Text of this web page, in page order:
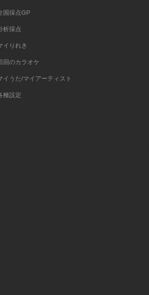
国採点GP
析採点
イりれき
回のカラオケ
イうた/マイアーティスト
種設定